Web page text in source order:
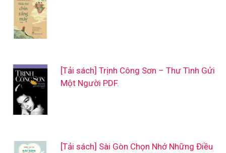
[Tải sách] Trịnh Công Sơn – Thư Tình Gửi
Một Người PDF.
[Tải sách] Sài Gòn Chọn Nhớ Những Điều